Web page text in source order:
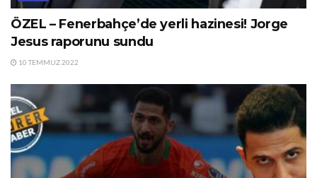
ÖZEL – Fenerbahçe’de yerli hazinesi! Jorge
Jesus raporunu sundu
10 TEMMUZ 2022